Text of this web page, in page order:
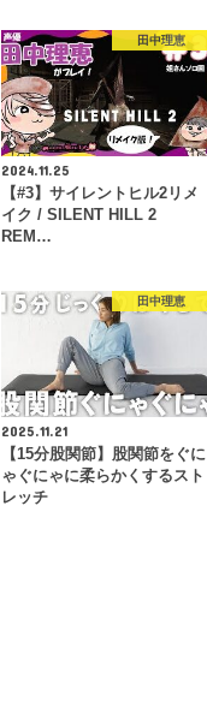
田中理恵
2024.11.25
【#3】サイレントヒル2リメ
イク / SILENT HILL 2
REM…
田中理恵
2025.11.21
【15分股関節】股関節をぐに
ゃぐにゃに柔らかくするスト
レッチ